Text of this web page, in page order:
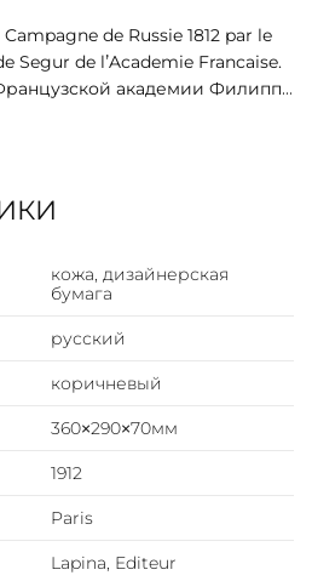
de Russie 1812 par le
Segur de l’Academie Francaise.
академии Филиппа
и 3 черно-белыми
Отечественной войны
картин знаменитых
Матвеев, Прянишников,
и Верещагин.
кожа, дизайнерская
бумага
русский
коричневый
360×290×70мм
1912
Paris
Lapina, Editeur